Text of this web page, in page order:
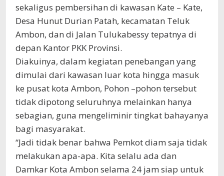
sekaligus pembersihan di kawasan Kate – Kate,
Desa Hunut Durian Patah, kecamatan Teluk
Ambon, dan di Jalan Tulukabessy tepatnya di
depan Kantor PKK Provinsi.
Diakuinya, dalam kegiatan penebangan yang
dimulai dari kawasan luar kota hingga masuk
ke pusat kota Ambon, Pohon –pohon tersebut
tidak dipotong seluruhnya melainkan hanya
sebagian, guna mengeliminir tingkat bahayanya
bagi masyarakat.
“Jadi tidak benar bahwa Pemkot diam saja tidak
melakukan apa-apa. Kita selalu ada dan
Damkar Kota Ambon selama 24 jam siap untuk